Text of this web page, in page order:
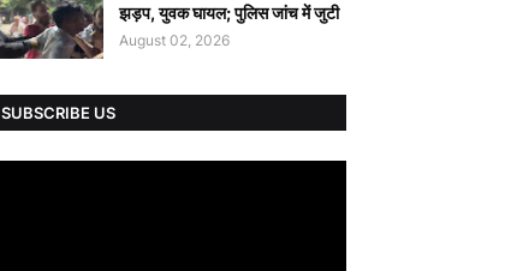
झड़प, युवक घायल; पुलिस जांच में जुटी
August 02, 2026
SUBSCRIBE US